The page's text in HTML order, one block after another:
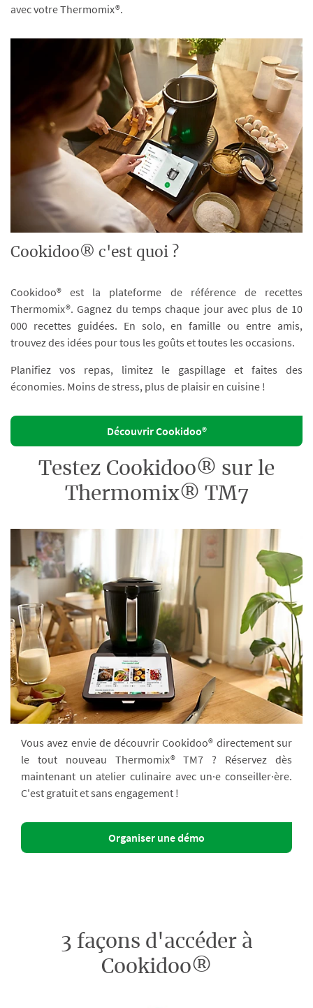
avec votre Thermomix®.
Cookidoo® c'est quoi ?
Cookidoo® est la plateforme de référence de recettes
Thermomix®. Gagnez du temps chaque jour avec plus de 10
000 recettes guidées. En solo, en famille ou entre amis,
trouvez des idées pour tous les goûts et toutes les occasions.
Planifiez vos repas, limitez le gaspillage et faites des
économies. Moins de stress, plus de plaisir en cuisine !
Découvrir Cookidoo®
Testez Cookidoo® sur le
Thermomix® TM7
Vous avez envie de découvrir Cookidoo® directement sur
le tout nouveau Thermomix® TM7 ? Réservez dès
maintenant un atelier culinaire avec un·e conseiller·ère.
C'est gratuit et sans engagement !
Organiser une démo
3 façons d'accéder à
Cookidoo®